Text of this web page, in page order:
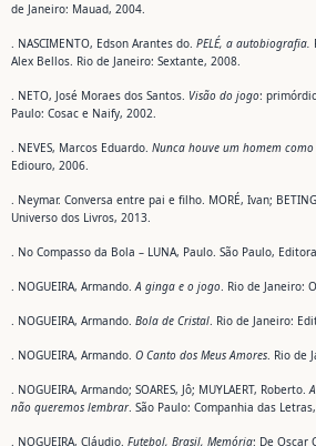
de Janeiro: Mauad, 2004.
. NASCIMENTO, Edson Arantes do. PELÉ, a autobiografia.
Alex Bellos. Rio de Janeiro: Sextante, 2008.
. NETO, José Moraes dos Santos. Visão do jogo:
Paulo: Cosac e Naify, 2002.
. NEVES, Marcos Eduardo. Nunca houve um homem como
Ediouro, 2006.
. Neymar. Conversa entre pai e filho. MORÉ, Ivan;
Universo dos Livros, 2013.
. No Compasso da Bola – LUNA, Paulo. São Paulo,
. NOGUEIRA, Armando.A ginga e o jogo. Rio de Janeiro:
. NOGUEIRA, Armando. Bola de Cristal. Rio de Janeiro:
. NOGUEIRA, Armando. O Canto dos Meus Amores. Rio de
. NOGUEIRA, Armando; SOARES, Jô; MUYLAERT, Roberto.
não queremos lembrar. São Paulo: Companhia das
. NOGUEIRA, Cláudio. Futebol, Brasil, Memória: De Oscar